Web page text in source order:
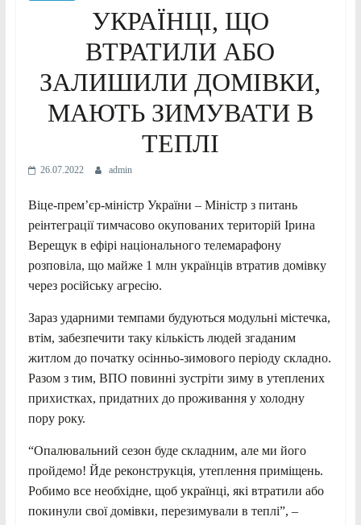
УКРАЇНЦІ, ЩО
ВТРАТИЛИ АБО
ЗАЛИШИЛИ ДОМІВКИ,
МАЮТЬ ЗИМУВАТИ В
ТЕПЛІ
26.07.2022 admin
Віце-прем’єр-міністр України – Міністр з питань
реінтеграції тимчасово окупованих територій Ірина
Верещук в ефірі національного телемарафону
розповіла, що майже 1 млн українців втратив домівку
через російську агресію.
Зараз ударними темпами будуються модульні містечка,
втім, забезпечити таку кількість людей згаданим
житлом до початку осінньо-зимового періоду складно.
Разом з тим, ВПО повинні зустріти зиму в утеплених
прихистках, придатних до проживання у холодну
пору року.
“Опалювальний сезон буде складним, але ми його
пройдемо! Йде реконструкція, утеплення приміщень.
Робимо все необхідне, щоб українці, які втратили або
покинули свої домівки, перезимували в теплі”, –